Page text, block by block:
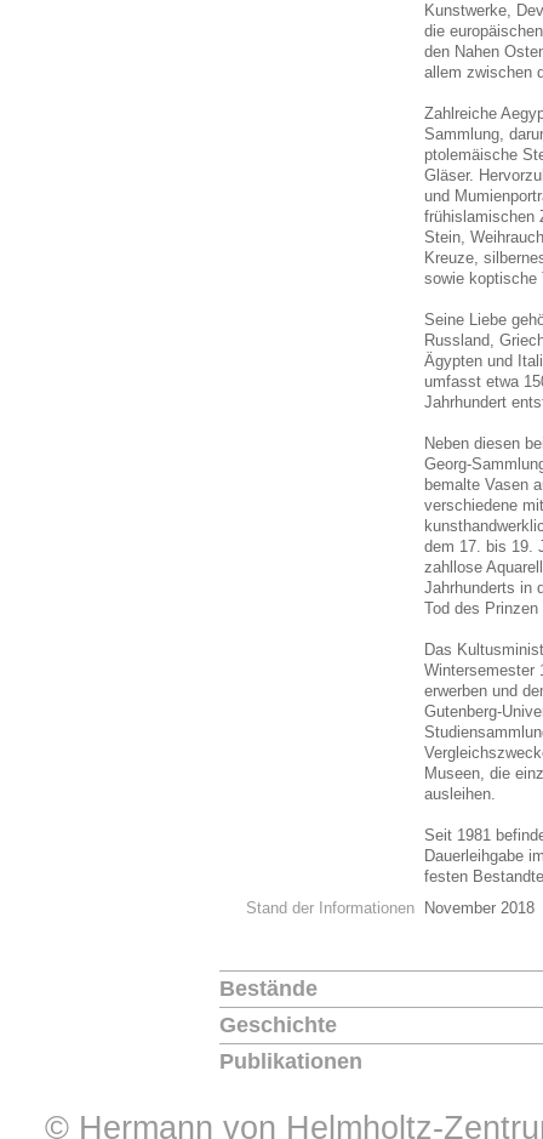
Kunstwerke,
die
den Nahen
allem zwischen
Zahlreiche
Sammlung,
ptolemäische
Gläser.
und
frühislamischen
Stein,
Kreuze,
sowie koptische
Seine Liebe
Russland,
Ägypten und
umfasst etwa
Jahrhundert
Neben diesen
Georg-
bemalte Vasen
verschiedene
dem 17. bis 19.
zahllose
Jahrhunderts in
Tod des
Das
Wintersemester
erwerben und
Gutenberg-
Museen, die
ausleihen.
Seit 1981
Dauerleihgabe
festen
Stand der Informationen
November 2018
Bestände
Geschichte
Publikationen
© Hermann von Helmholtz-